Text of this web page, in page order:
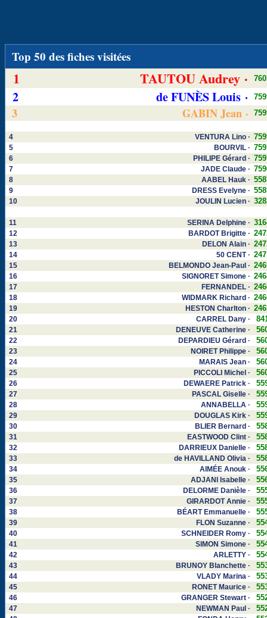
Top 50 des fiches visitées
1 TAUTOU Audrey ·
2 de FUNÈS Louis ·
3 GABIN Jean ·
4 VENTURA Lino ·
5 BOURVIL ·
6 PHILIPE Gérard ·
7 JADE Claude ·
8 AABEL Hauk ·
9 DRESS Evelyne ·
10 JOULIN Lucien ·
11 SERINA Delphine ·
12 BARDOT Brigitte ·
13 DELON Alain ·
14 50 CENT ·
15 BELMONDO Jean-Paul ·
16 SIGNORET Simone ·
17 FERNANDEL ·
18 WIDMARK Richard ·
19 HESTON Charlton ·
20 CARREL Dany ·
21 DENEUVE Catherine ·
22 DEPARDIEU Gérard ·
23 NOIRET Philippe ·
24 MARAIS Jean ·
25 PICCOLI Michel ·
26 DEWAERE Patrick ·
27 PASCAL Giselle ·
28 ANNABELLA ·
29 DOUGLAS Kirk ·
30 BLIER Bernard ·
31 EASTWOOD Clint ·
32 DARRIEUX Danielle ·
33 de HAVILLAND Olivia ·
34 AIMÉE Anouk ·
35 ADJANI Isabelle ·
36 DELORME Danièle ·
37 GIRARDOT Annie ·
38 BÉART Emmanuelle ·
39 FLON Suzanne ·
40 SCHNEIDER Romy ·
41 SIMON Simone ·
42 ARLETTY ·
43 BRUNOY Blanchette ·
44 VLADY Marina ·
45 RONET Maurice ·
46 GRANGER Stewart ·
47 NEWMAN Paul ·